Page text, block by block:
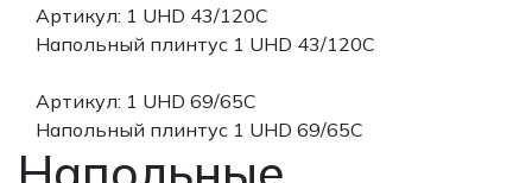
Артикул: 1 UHD 43/120С
Напольный плинтус 1 UHD 43/120С
Артикул: 1 UHD 69/65С
Напольный плинтус 1 UHD 69/65С